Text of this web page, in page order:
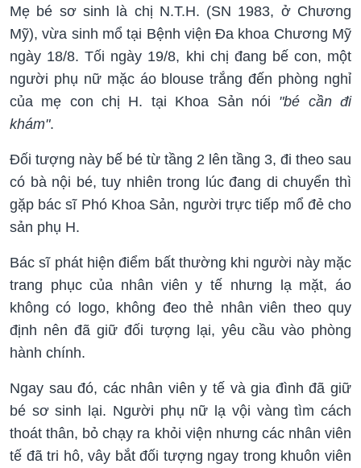
Mẹ bé sơ sinh là chị N.T.H. (SN 1983, ở Chương
Mỹ), vừa sinh mổ tại Bệnh viện Đa khoa Chương Mỹ
ngày 18/8. Tối ngày 19/8, khi chị đang bế con, một
người phụ nữ mặc áo blouse trắng đến phòng nghỉ
của mẹ con chị H. tại Khoa Sản nói "bé cần đi
khám".
Đối tượng này bế bé từ tầng 2 lên tầng 3, đi theo sau
có bà nội bé, tuy nhiên trong lúc đang di chuyển thì
gặp bác sĩ Phó Khoa Sản, người trực tiếp mổ đẻ cho
sản phụ H.
Bác sĩ phát hiện điểm bất thường khi người này mặc
trang phục của nhân viên y tế nhưng lạ mặt, áo
không có logo, không đeo thẻ nhân viên theo quy
định nên đã giữ đối tượng lại, yêu cầu vào phòng
hành chính.
Ngay sau đó, các nhân viên y tế và gia đình đã giữ
bé sơ sinh lại. Người phụ nữ lạ vội vàng tìm cách
thoát thân, bỏ chạy ra khỏi viện nhưng các nhân viên
tế đã tri hô, vây bắt đối tượng ngay trong khuôn viên